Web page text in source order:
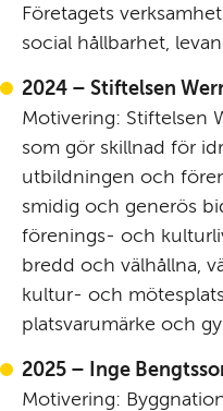
Företagets
social hållbarhet,
2024 – Stiftelsen
Motivering: Stiftelsen
som gör skillnad för
utbildningen och
smidig och generös
förenings- och
bredd och välhållna,
kultur- och
platsvarumärke och
2025 – Inge
Motivering: